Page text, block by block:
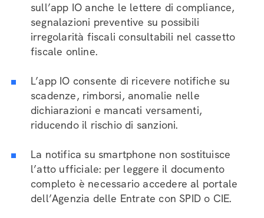
sull’app IO anche le lettere di compliance,
segnalazioni preventive su possibili
irregolarità fiscali consultabili nel cassetto
fiscale online.
L’app IO consente di ricevere notifiche su
scadenze, rimborsi, anomalie nelle
dichiarazioni e mancati versamenti,
riducendo il rischio di sanzioni.
La notifica su smartphone non sostituisce
l’atto ufficiale: per leggere il documento
completo è necessario accedere al portale
dell’Agenzia delle Entrate con SPID o CIE.